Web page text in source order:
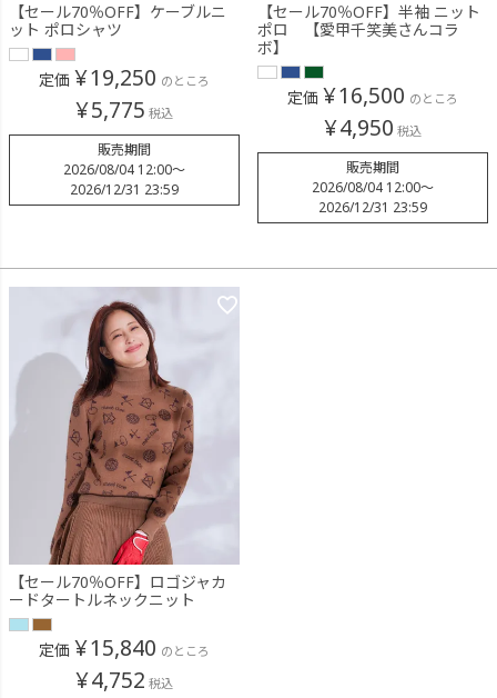
【セール70％OFF】ケーブルニ
ット ポロシャツ
定価 ¥19,250 のところ
¥5,775 税込
販売期間
2026/08/04 12:00〜
2026/12/31 23:59
【セール70％OFF】半袖 ニット
ポロ 【愛甲千笑美さんコラ
ボ】
定価 ¥16,500 のところ
¥4,950 税込
販売期間
2026/08/04 12:00〜
2026/12/31 23:59
【セール70％OFF】ロゴジャカ
ードタートルネックニット
定価 ¥15,840 のところ
¥4,752 税込